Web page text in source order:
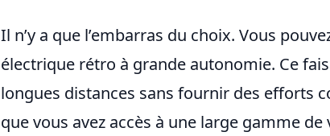
Il n’y a que l’embarras du choix. Vous
électrique rétro à grande autonomie. Ce
longues distances sans fournir des efforts
que vous avez accès à une large gamme